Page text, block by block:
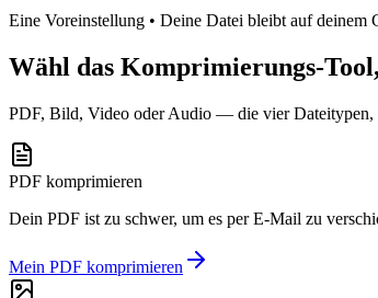
Eine Voreinstellung • Deine Datei bleibt auf deinem
Wähl das Komprimierungs-
PDF, Bild, Video oder Audio — die vier Dateitypen,
PDF komprimieren
Dein PDF ist zu schwer, um es per E-Mail zu
Mein PDF komprimieren